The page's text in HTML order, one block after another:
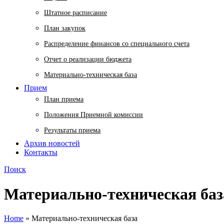
Штатное расписание
План закупок
Распределение финансов со специального счета
Отчет о реализации бюджета
Материально-техническая база
Прием
План приема
Положения Приемной комиссии
Результаты приема
Архив новостей
Контакты
Поиск
Материально-техническая
Home » Материально-техническая база